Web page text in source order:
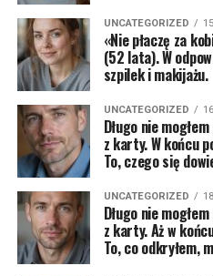
UNCATEGORIZED
«Nie płaczę za
(52 lata). W
szpilek i makijażu.
UNCATEGORIZED
Długo nie
z karty. W końcu
To, czego się
UNCATEGORIZED
Długo nie
z karty. Aż w
To, co odkryłem,